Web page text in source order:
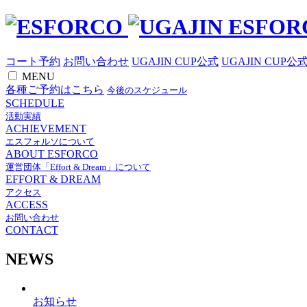
コート予約 お問い合わせ UGAJIN CUP公式 UGAJIN CUP公
MENU
各種ご予約はこちら 今後のスケジュール
SCHEDULE
活動実績
ACHIEVEMENT
エスフォルソについて
ABOUT ESFORCO
運営団体「Effort & Dream」について
EFFORT & DREAM
アクセス
ACCESS
お問い合わせ
CONTACT
NEWS
お知らせ